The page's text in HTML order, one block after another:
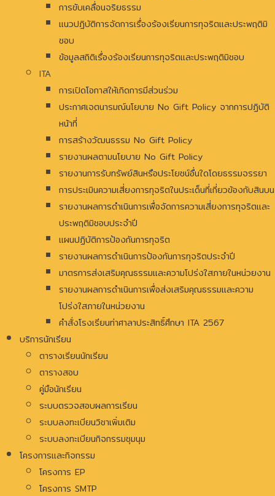
การขับเคลื่อนจริยธรรม
แนวปฏิบัติการจัดการเรื่องร้องเรียนการทุจริตและประพฤติมิ
ชอบ
ข้อมูลสถิติเรื่องร้องเรียนการทุจริตและประพฤติมิชอบ
ITA
การเปิดโอกาสให้เกิดการมีส่วนร่วม
ประกาศเจตนารมณ์นโยบาย No Gift Policy จากการปฏิบัติ
หน้าที่
การสร้างวัฒนธรรม No Gift Policy
รายงานผลตามนโยบาย No Gift Policy
รายงานการรับทรัพย์สินหรือประโยชน์อื่นใดโดยธรรมจรรยา
การประเมินความเสี่ยงการทุจริตในประเด็นที่เกี่ยวข้องกับสินบน
รายงานผลการดำเนินการเพื่อจัดการความเสี่ยงการทุจริตและ
ประพฤติมิชอบประจำปี
แผนปฏิบัติการป้องกันการทุจริต
รายงานผลการดำเนินการป้องกันการทุจริตประจำปี
มาตรการส่งเสริมคุณธรรมและความโปร่งใสภายในหน่วยงาน
รายงานผลการดำเนินการเพื่อส่งเสริมคุณธรรมและความ
โปร่งใสภายในหน่วยงาน
คำสั่งโรงเรียนท่าศาลาประสิทธิ์ศึกษา ITA 2567
บริการนักเรียน
ตารางเรียนนักเรียน
ตารางสอบ
คู่มือนักเรียน
ระบบตรวจสอบผลการเรียน
ระบบลงทะเบียนวิชาเพิ่มเติม
ระบบลงทะเบียนกิจกรรมชุมนุม
โครงการและกิจกรรม
โครงการ EP
โครงการ SMTP